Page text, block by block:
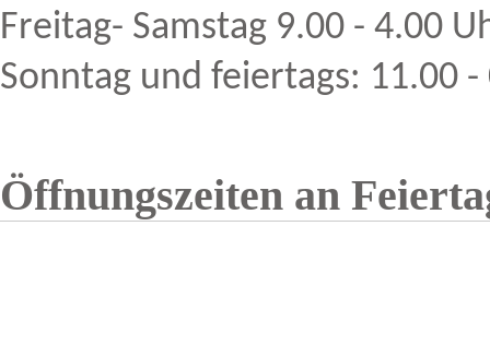
Freitag- Samstag 9.00 - 4.00
Sonntag und feiertags: 11.00
Öffnungszeiten an